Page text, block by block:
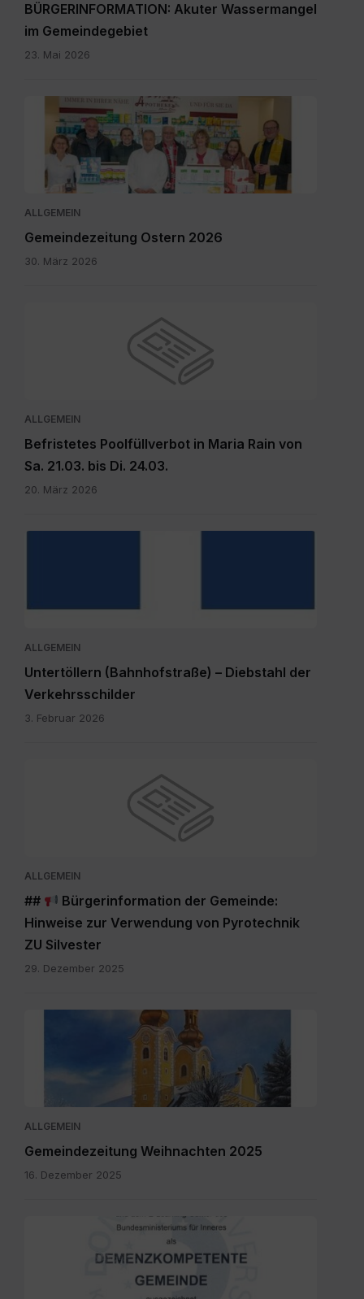
BÜRGERINFORMATION: Akuter Wassermangel
im Gemeindegebiet
23. Mai 2026
April
2026_INT.pdf
ALLGEMEIN
Gemeindezeitung Ostern 2026
30. März 2026
ALLGEMEIN
Befristetes Poolfüllverbot in Maria Rain von
Sa. 21.03. bis Di. 24.03.
20. März 2026
ALLGEMEIN
Untertöllern (Bahnhofstraße) – Diebstahl der
Verkehrsschilder
3. Februar 2026
ALLGEMEIN
##
Bürgerinformation der Gemeinde:
Hinweise zur Verwendung von Pyrotechnik
ZU Silvester
29. Dezember 2025
ALLGEMEIN
Gemeindezeitung Weihnachten 2025
16. Dezember 2025
SKM_C300i25110709150.jpg